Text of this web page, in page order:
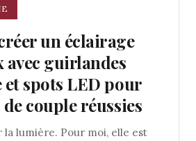
un éclairage
avec guirlandes
spots LED pour
couple réussies
la lumière. Pour moi, elle est